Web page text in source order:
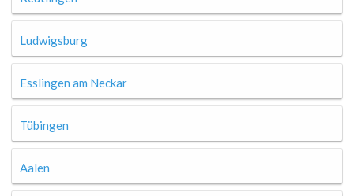
Ludwigsburg
Esslingen am Neckar
Tübingen
Aalen